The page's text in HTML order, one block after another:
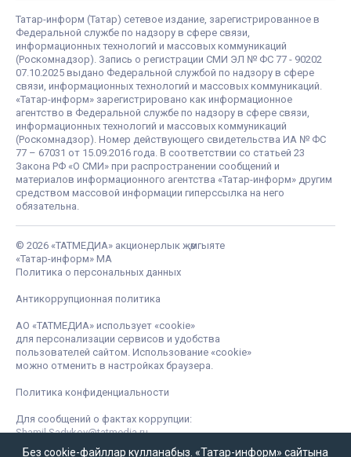
Татар-информ (Татар) сетевое издание, зарегистрированное в
Федеральной службе по надзору в сфере связи,
информационных технологий и массовых коммуникаций
(Роскомнадзор). Запись о регистрации СМИ ЭЛ № ФС 77 - 90202
07.10.2025 выдано Федеральной службой по надзору в сфере
связи, информационных технологий и массовых коммуникаций.
«Татар-информ» зарегистрировано как информационное
агентство в Федеральной службе по надзору в сфере связи,
информационных технологий и массовых коммуникаций
(Роскомнадзор). Номер действующего свидетельства ИА № ФС
77 – 67031 от 15.09.2016 года. В соответствии со статьей 23
Закона РФ «О СМИ» при распространении сообщений и
материалов информационного агентства «Татар-информ» другим
средством массовой информации гиперссылка на него
обязательна.
© 2026 «ТАТМЕДИА» акционерлык җәмгыяте
«Татар-информ» МА
Политика о персональных данных
Антикоррупционная политика
АО «ТАТМЕДИА» использует «cookie»
для персонализации сервисов и удобства
пользователей сайтом. Использование «cookie»
можно отменить в настройках браузера.
Политика конфиденциальности
Для сообщений о фактах коррупции:
Shamil.Sadykov@tatmedia.ru
Без cookie-файллар кулланабыз. «Татар-информ» сайтына